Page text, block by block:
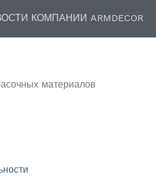
КОМПАНИИ ARMDECOR
материалов